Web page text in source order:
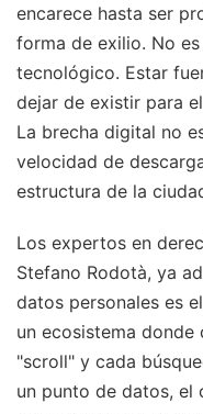
encarece hasta ser
forma de exilio. No
tecnológico. Estar
dejar de existir para
La brecha digital no
velocidad de
estructura de la
Los expertos en
Stefano Rodotà, ya
datos personales es
un ecosistema donde
"scroll" y cada
un punto de datos, el